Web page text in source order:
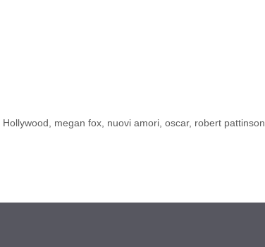
Hollywood, megan fox, nuovi amori,oscar, robert pattinson